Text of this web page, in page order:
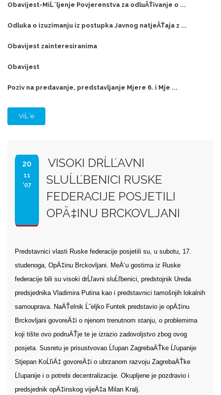
Obavijest-MiĹˇljenje Povjerenstva za odluÄŤivanje o ...
Odluka o izuzimanju iz postupka Javnog natjeÄŤaja z ...
Obavijest zainteresiranima
Obavijest
Poziv na predavanje, predstavljanje Mjere 6. i Mje ...
ViĹˇe
20
11
'07
VISOKI DRĹĽAVNI
SLUĹĽBENICI RUSKE
FEDERACIJE POSJETILI
OPÄ‡INU BRCKOVLJANI
Predstavnici vlasti Ruske federacije posjetili su, u subotu, 17.
studenoga, OpÄ‡inu Brckovljani. MeÄ‘u gostima iz Ruske
federacije bili su visoki drĹľavni sluĹľbenici, predstojnik Ureda
predsjednika Vladimira Putina kao i predstavnici tamošnjih lokalnih
samouprava. NaÄŤelnik Ĺ˝eljko Funtek predstavio je opÄ‡inu
Brckovljani govoreÄ‡i o njenom trenutnom stanju, o problemima
koji tište ovo podruÄŤje te je izrazio zadovoljstvo zbog ovog
posjeta. Susretu je prisustvovao Ĺľupan ZagrebaÄŤke Ĺľupanije
Stjepan KoĹľiÄ‡ govoreÄ‡i o ubrzanom razvoju ZagrebaÄŤke
Ĺľupanije i o potrebi decentralizacije. Okupljene je pozdravio i
predsjednik opÄ‡inskog vijeÄ‡a Milan Kralj.